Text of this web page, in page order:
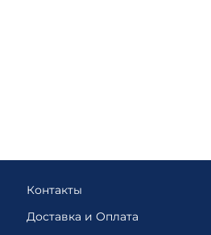
Контакты
Доставка и Оплата